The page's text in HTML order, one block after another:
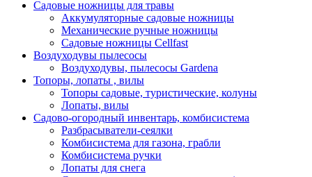
Садовые ножницы для травы
Аккумуляторные садовые ножницы
Механические ручные ножницы
Садовые ножницы Cellfast
Воздуходувы пылесосы
Воздуходувы, пылесосы Gardena
Топоры, лопаты , вилы
Топоры садовые, туристические, колуны
Лопаты, вилы
Садово-огородный инвентарь, комбисистема
Разбрасыватели-сеялки
Комбисистема для газона, грабли
Комбисистема ручки
Лопаты для снега